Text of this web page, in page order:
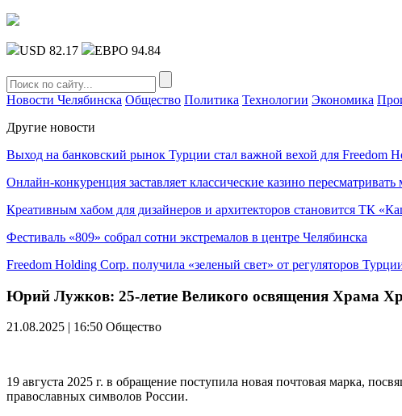
USD 82.17 ЕВРО 94.84
Новости Челябинска Общество Политика Технологии Экономика
Другие новости
Выход на банковский рынок Турции стал важной вехой для Freedom
Онлайн-конкуренция заставляет классические казино пересматривать
Креативным хабом для дизайнеров и архитекторов становится ТК
Фестиваль «809» собрал сотни экстремалов в центре Челябинска
Freedom Holding Corp. получила «зеленый свет» от регуляторов
Юрий Лужков: 25-летие Великого освящения Храма
21.08.2025 | 16:50 Общество
19 августа 2025 г. в обращение поступила новая почтовая марка,
православных символов России.